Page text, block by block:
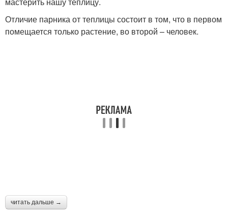
Отличие парника от теплицы состоит в том, что в первом
помещается только растение, во второй – человек.
читать дальше →